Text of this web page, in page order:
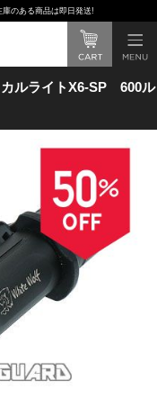
のある商品は即日発送!
カルライトX6-SP 600ル